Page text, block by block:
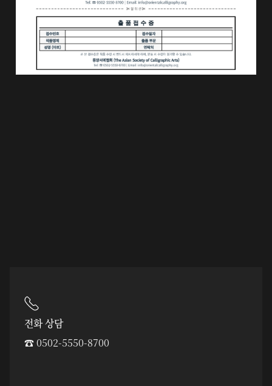
전화 상담
☎︎ 0502-5550-8700